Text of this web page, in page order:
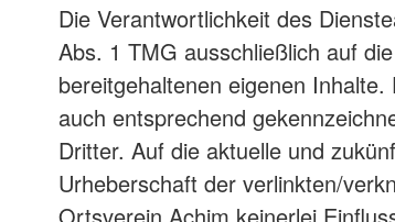
Die Verantwortlichkeit des
Abs. 1 TMG ausschließlich auf
bereitgehaltenen eigenen
auch entsprechend
Dritter. Auf die aktuelle und
Urheberschaft der verlinkten/